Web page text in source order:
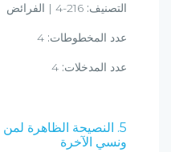
التصنيف:
عدد المخطوطات:
عدد المدخلات:
5. النصيحة الظاهرة
ونسي الآخرة